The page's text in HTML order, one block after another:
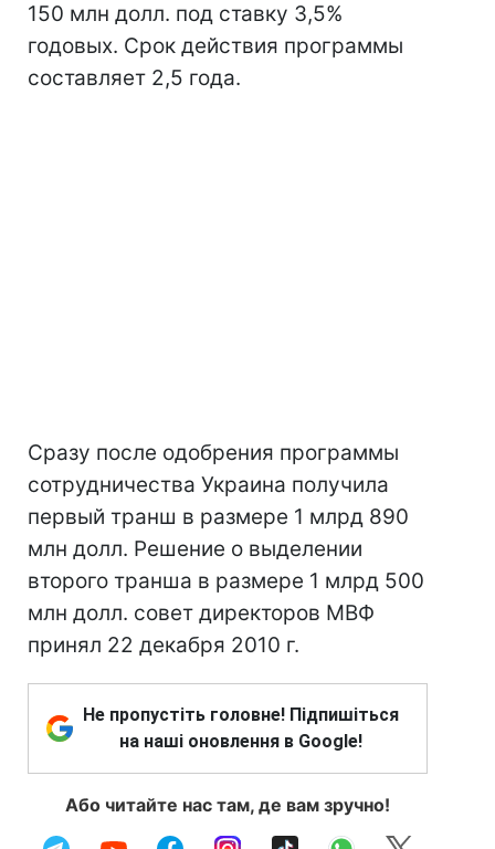
150 млн долл. под ставку 3,5%
годовых. Срок действия программы
составляет 2,5 года.
Сразу после одобрения программы
сотрудничества Украина получила
первый транш в размере 1 млрд 890
млн долл. Решение о выделении
второго транша в размере 1 млрд 500
млн долл. совет директоров МВФ
принял 22 декабря 2010 г.
Не пропустіть головне! Підпишіться
на наші оновлення в Google!
Або читайте нас там, де вам зручно!